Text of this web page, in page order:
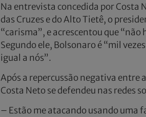
Na entrevista concedida por Costa
das Cruzes e do Alto Tietê, o
“carisma”, e acrescentou que “não
Segundo ele, Bolsonaro é “mil
igual a nós”.
Após a repercussão negativa entre
Costa Neto se defendeu nas redes
– Estão me atacando usando uma